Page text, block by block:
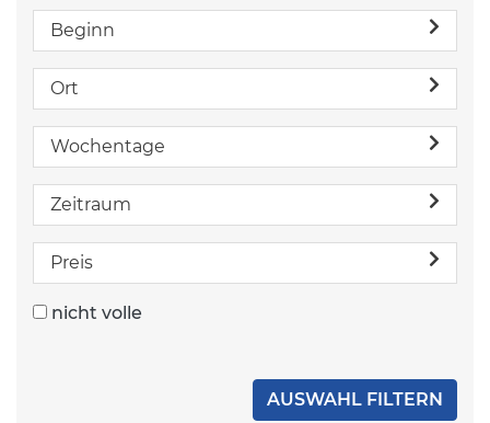
Beginn
Ort
Wochentage
Zeitraum
Preis
nicht volle